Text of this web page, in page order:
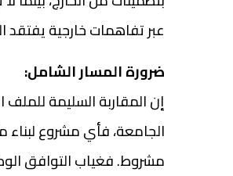
عبر تفاهمات خارجية يفتقد
ضرورة المسار الشامل:
إن المقاربة السليمة للملف
الجامعة، فأي مشروع
مشروط. فغياب التوافق